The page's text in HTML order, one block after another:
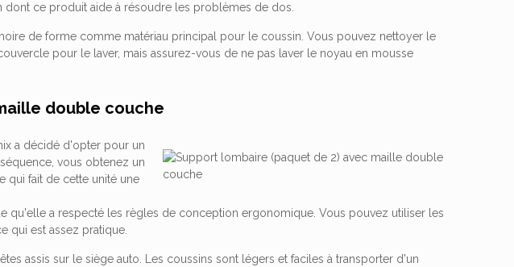
dont ce produit aide à résoudre les problèmes de dos.
de forme comme matériau principal pour le coussin. Vous pouvez nettoyer le
pour le laver, mais assurez-vous de ne pas laver le noyau en mousse
double couche
a décidé d'opter pour un
vous obtenez un
qui fait de cette unité une
qu'elle a respecté les règles de conception ergonomique. Vous pouvez utiliser les
qui est assez pratique.
assis sur le siège auto. Les coussins sont légers et faciles à transporter d'un